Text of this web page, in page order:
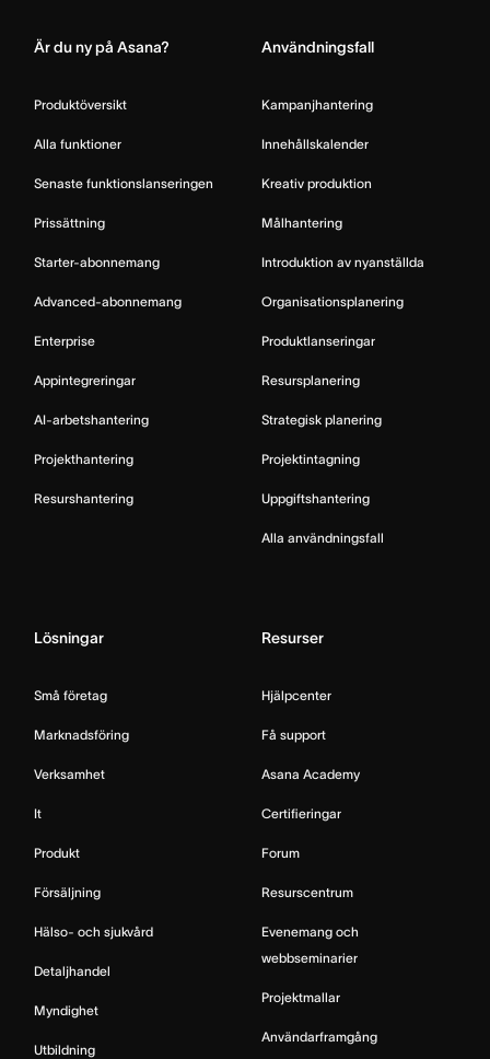
Är du ny på Asana?
Produktöversikt
Alla funktioner
Senaste funktionslanseringen
Prissättning
Starter-abonnemang
Advanced-abonnemang
Enterprise
Appintegreringar
AI-arbetshantering
Projekthantering
Resurshantering
Användningsfall
Kampanjhantering
Innehållskalender
Kreativ produktion
Målhantering
Introduktion av nyanställda
Organisationsplanering
Produktlanseringar
Resursplanering
Strategisk planering
Projektintagning
Uppgiftshantering
Alla användningsfall
Lösningar
Små företag
Marknadsföring
Verksamhet
It
Produkt
Försäljning
Hälso- och sjukvård
Detaljhandel
Myndighet
Utbildning
Resurser
Hjälpcenter
Få support
Asana Academy
Certifieringar
Forum
Resurscentrum
Evenemang och
webbseminarier
Projektmallar
Användarframgång